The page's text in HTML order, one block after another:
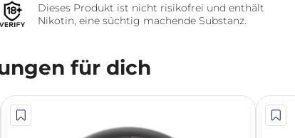
Dieses Produkt ist nicht risikofrei und enthält
Nikotin, eine süchtig machende Substanz.
für dich